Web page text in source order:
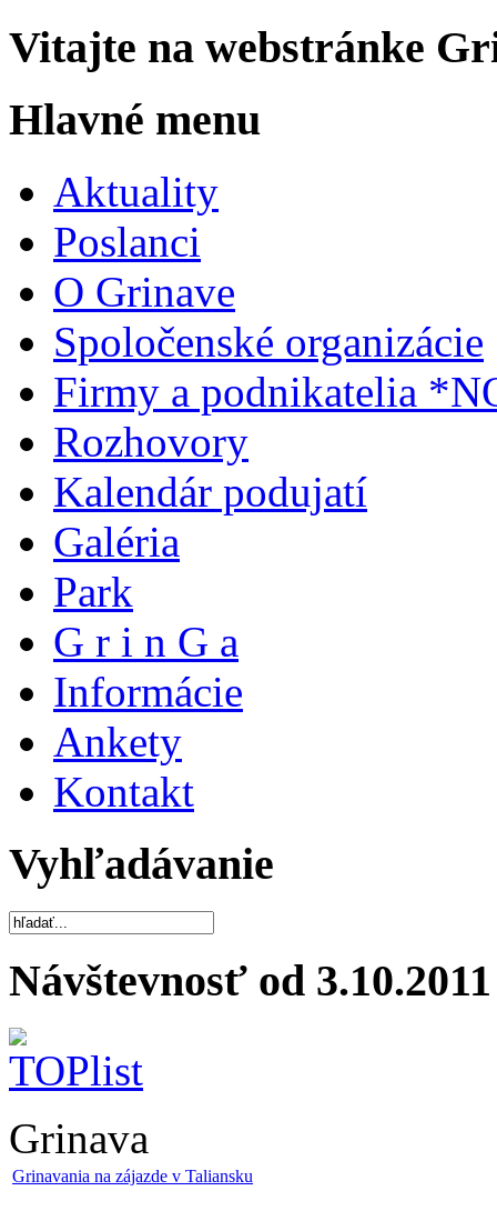
Vitajte na webstránke
Hlavné menu
Aktuality
Poslanci
O Grinave
Spoločenské organizácie
Firmy a podnikatelia
Rozhovory
Kalendár podujatí
Galéria
Park
G r i n G a
Informácie
Ankety
Kontakt
Vyhľadávanie
Návštevnosť od 3.10.2011
Grinava
Grinavania na zájazde v Taliansku